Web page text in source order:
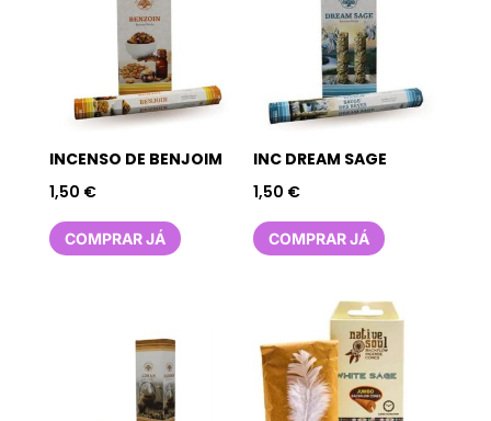
INCENSO DE BENJOIM
1,50 €
COMPRAR JÁ
INC DREAM SAGE
1,50 €
COMPRAR JÁ